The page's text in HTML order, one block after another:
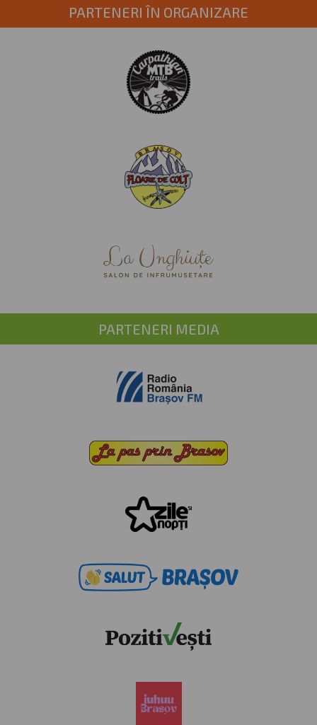
PARTENERI ÎN ORGANIZARE
PARTENERI MEDIA